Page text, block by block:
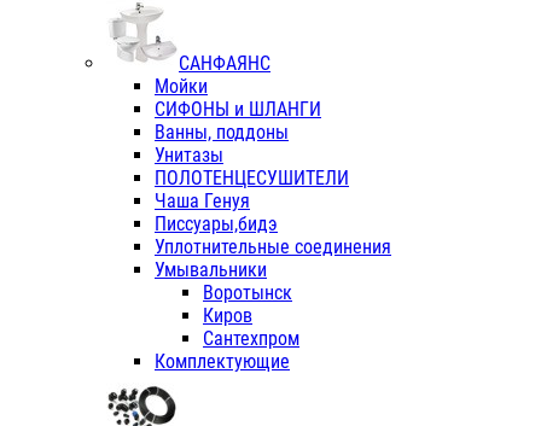
САНФАЯНС
Мойки
СИФОНЫ и ШЛАНГИ
Ванны, поддоны
Унитазы
ПОЛОТЕНЦЕСУШИТЕЛИ
Чаша Генуя
Писсуары,бидэ
Уплотнительные соединения
Умывальники
Воротынск
Киров
Сантехпром
Комплектующие